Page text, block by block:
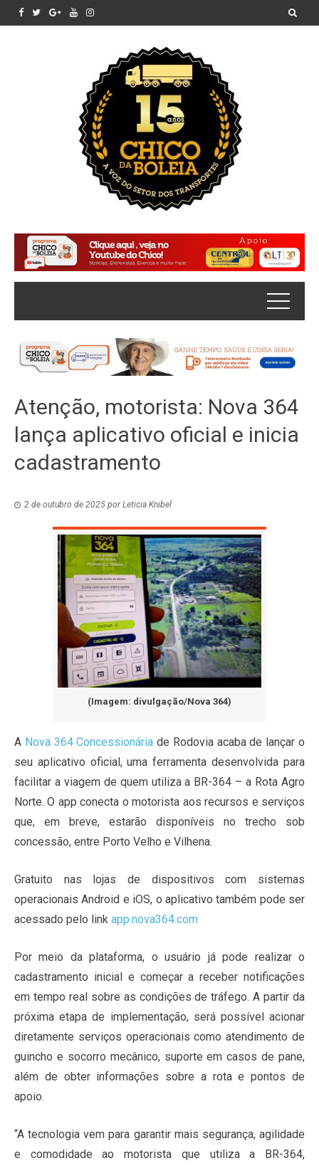
Atenção, motorista: Nova 364
lança aplicativo oficial e inicia
cadastramento
2 de outubro de 2025 porLeticia Knibel
(Imagem: divulgação/Nova 364)
A Nova 364 Concessionária de Rodovia acaba de lançar o
seu aplicativo oficial, uma ferramenta desenvolvida para
facilitar a viagem de quem utiliza a BR-364 – a Rota Agro
Norte. O app conecta o motorista aos recursos e serviços
que, em breve, estarão disponíveis no trecho sob
concessão, entre Porto Velho e Vilhena.
Gratuito nas lojas de dispositivos com sistemas
operacionais Android e iOS, o aplicativo também pode ser
acessado pelo link app.nova364.com
Por meio da plataforma, o usuário já pode realizar o
cadastramento inicial e começar a receber notificações
em tempo real sobre as condições de tráfego. A partir da
próxima etapa de implementação, será possível acionar
diretamente serviços operacionais como atendimento de
guincho e socorro mecânico, suporte em casos de pane,
além de obter informações sobre a rota e pontos de
apoio.
“A tecnologia vem para garantir mais segurança, agilidade
e comodidade ao motorista que utiliza a BR-364,